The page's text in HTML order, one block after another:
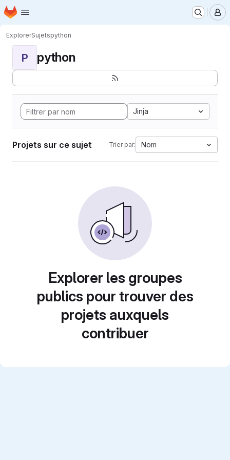
Passer au contenu principal
Page d'accueil
ExplorerSujetspython
P python
Jinja
Projets sur ce sujet Trier par: Nom
Explorer les groupes
publics pour trouver des
projets auxquels
contribuer